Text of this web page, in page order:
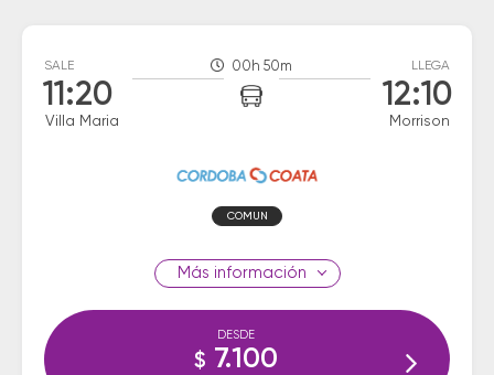
SALE
11:20
Villa Maria
00h 50m LLEGA
12:10
Morrison
COMUN
información
DESDE
$ 7.100